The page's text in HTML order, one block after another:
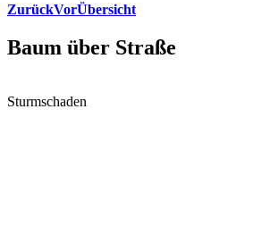
ZurückVorÜbersicht
Baum über Straße
Sturmschaden